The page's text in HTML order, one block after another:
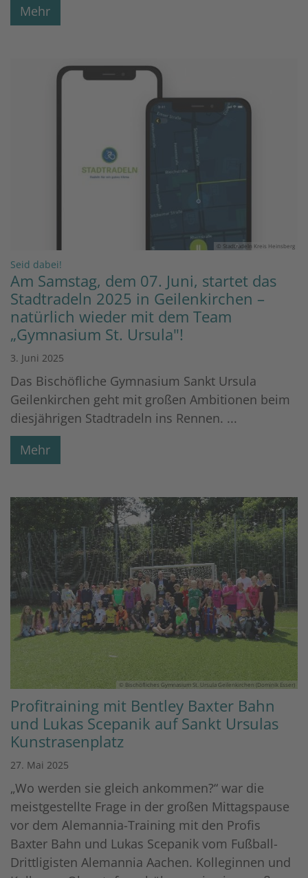
Mehr
© Stadtradeln Kreis Heinsberg
Seid dabei!
Am Samstag, dem 07. Juni, startet das
Stadtradeln 2025 in Geilenkirchen –
natürlich wieder mit dem Team
„Gymnasium St. Ursula"!
3. Juni 2025
Das Bischöfliche Gymnasium Sankt Ursula
Geilenkirchen geht mit großen Ambitionen beim
diesjährigen Stadtradeln ins Rennen. ...
Mehr
© Bischöfliches Gymnasium St. Ursula Geilenkirchen (Dominik Esser)
Profitraining mit Bentley Baxter Bahn
und Lukas Scepanik auf Sankt Ursulas
Kunstrasenplatz
27. Mai 2025
„Wo werden sie gleich ankommen?“ war die
meistgestellte Frage in der großen Mittagspause
vor dem Alemannia-Training mit den Profis
Baxter Bahn und Lukas Scepanik vom Fußball-
Drittligisten Alemannia Aachen. Kolleginnen und